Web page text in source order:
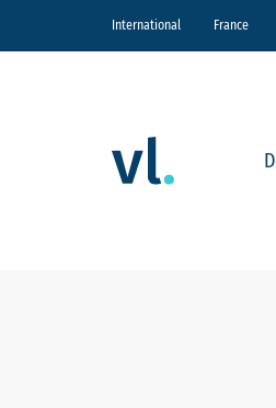
International France